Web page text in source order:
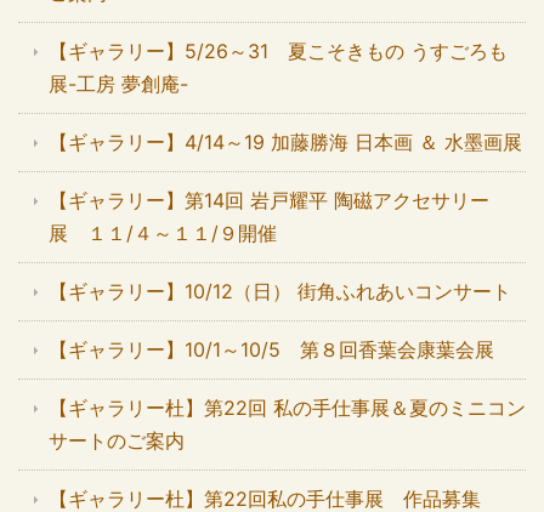
【ギャラリー】5/26～31 夏こそきもの うすごろも
展-工房 夢創庵-
【ギャラリー】4/14～19 加藤勝海 日本画 ＆ 水墨画展
【ギャラリー】第14回 岩戸耀平 陶磁アクセサリー
展 １１/４～１１/９開催
【ギャラリー】10/12（日） 街角ふれあいコンサート
【ギャラリー】10/1～10/5 第８回香葉会康葉会展
【ギャラリー杜】第22回 私の手仕事展＆夏のミニコン
サートのご案内
【ギャラリー杜】第22回私の手仕事展 作品募集